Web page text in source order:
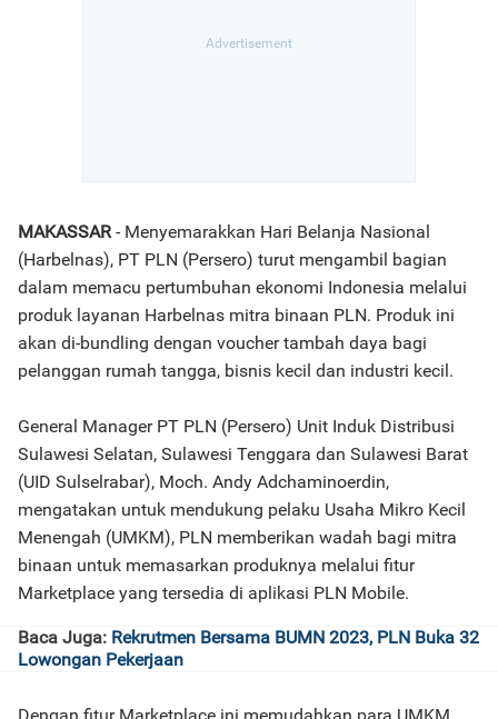
MAKASSAR- Menyemarakkan Hari Belanja Nasional
(Harbelnas), PT PLN (Persero) turut mengambil bagian
dalam memacu pertumbuhan ekonomi Indonesia melalui
produk layanan Harbelnas mitra binaan PLN. Produk ini
akan di-bundling dengan voucher tambah daya bagi
pelanggan rumah tangga, bisnis kecil dan industri kecil.
General Manager PT PLN (Persero) Unit Induk Distribusi
Sulawesi Selatan, Sulawesi Tenggara dan Sulawesi Barat
(UID Sulselrabar), Moch. Andy Adchaminoerdin,
mengatakan untuk mendukung pelaku Usaha Mikro Kecil
Menengah (UMKM), PLN memberikan wadah bagi mitra
binaan untuk memasarkan produknya melalui fitur
Marketplace yang tersedia di aplikasi PLN Mobile.
Baca Juga: Rekrutmen Bersama BUMN 2023, PLN Buka 32
Lowongan Pekerjaan